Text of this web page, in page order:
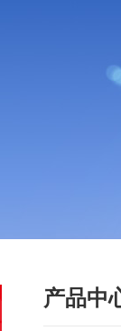
产品中